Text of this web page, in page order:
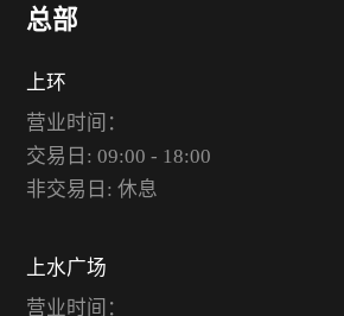
总部
上环
营业时间：
交易日: 09:00 - 18:00
非交易日: 休息
上水广场
营业时间：